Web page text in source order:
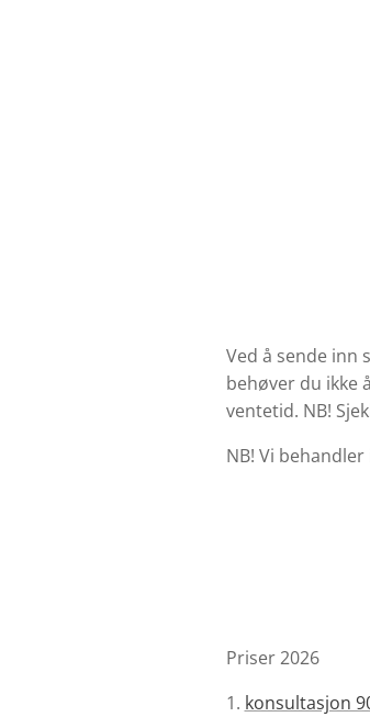
Ved å sende inn
behøver du ikke
ventetid. NB!
NB! Vi
Priser 2026
1. konsultasjon